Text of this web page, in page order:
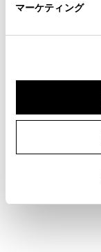
マーケティング
機能が
合わせて見られ
ハンズフリー電
連絡先データの転
グループ通話をす